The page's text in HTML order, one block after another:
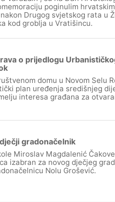
poginulim
Drugog svjetskog rata u
kod groblja u Vratišincu.
o prijedlogu
domu u Novom Selu
plan uređenja središnjeg
interesa građana za
gradonačelnik
Miroslav Magdalenić
izabran za novog dječjeg
Nolu Grošević.